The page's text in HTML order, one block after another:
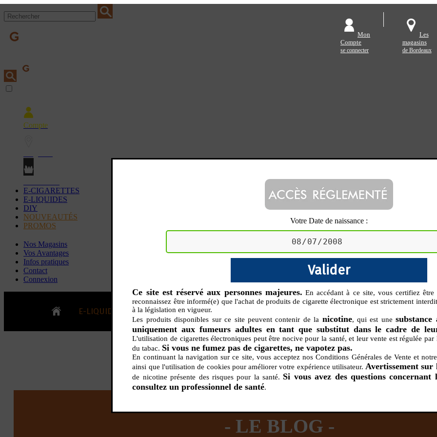
Votre Date de naissance :
Ce site est réservé aux personnes majeures. En accédant à ce site, vous certifiez
reconnaissez être informé(e) que l'achat de produits de cigarette électronique est strictement
à la législation en vigueur.
Les produits disponibles sur ce site peuvent contenir de la nicotine, qui est unesubstance
uniquement aux fumeurs adultes en tant que substitut dans le cadre de
L'utilisation de cigarettes électroniques peut être nocive pour la santé, et leur vente est régulée
du tabac. Si vous ne fumez pas de cigarettes, ne vapotez pas.
En continuant la navigation sur ce site, vous acceptez nos Conditions Générales de Vente et
ainsi que l'utilisation de cookies pour améliorer votre expérience utilisateur. Avertissement sur
de nicotine présente des risques pour la santé. Si vous avez des questions concernant
consultez un professionnel de santé.
Mon
Compte
se connecter
Les
magasins
de Bordeaux
Compte
E-CIGARETTES
E-LIQUIDES
DIY
NOUVEAUTÉS
PROMOS
Nos Magasins
Vos Avantages
Infos pratiques
Contact
Connexion
E-LIQUIDES
Gourmands Menthes Cafés
CIGARETTE ELECTRONIQUE
KITS E-CIGARETTES CLEAROMISEURS
Eleaf, Aspire,
Smok, Innokin, Joyetech ...
BATTERIES
Boxs
intégrée
Boxs/ Mods
Toutes les
LE BLOG
- INFOS GENERICLOP
LES MAGASINS
Bordeaux Centre
Bordeaux Chartrons
VOS AVANTAGES
Livraison offerte
INFOS PRATIQUES
Calculateur BOOSTER Eliquide
Ouvrir un flacon Grand format
- LE BLOG -